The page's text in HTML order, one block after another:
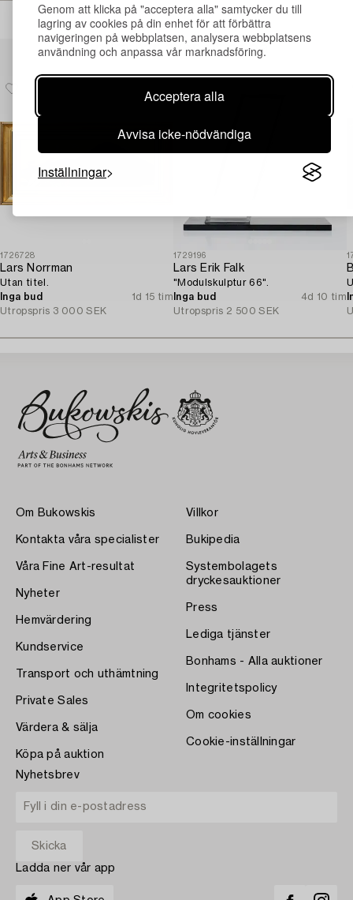
Genom att klicka på "acceptera alla" samtycker du till
lagring av cookies på din enhet för att förbättra
navigeringen på webbplatsen, analysera webbplatsens
användning och anpassa vår marknadsföring.
Acceptera alla
Avvisa icke-nödvändiga
Inställningar
Andra har även tittat på
1726728
Lars Norrman
Utan titel.
Inga bud
1d 15 tim
Utropspris 3 000 SEK
1729196
Lars Erik Falk
"Modulskulptur 66".
Inga bud
4d 10 tim
Utropspris 2 500 SEK
Om Bukowskis
Kontakta våra specialister
Våra Fine Art-resultat
Nyheter
Hemvärdering
Kundservice
Transport och uthämtning
Private Sales
Värdera & sälja
Köpa på auktion
Villkor
Bukipedia
Systembolagets
dryckesauktioner
Press
Lediga tjänster
Bonhams - Alla auktioner
Integritetspolicy
Om cookies
Cookie-inställningar
Nyhetsbrev
Ladda ner vår app